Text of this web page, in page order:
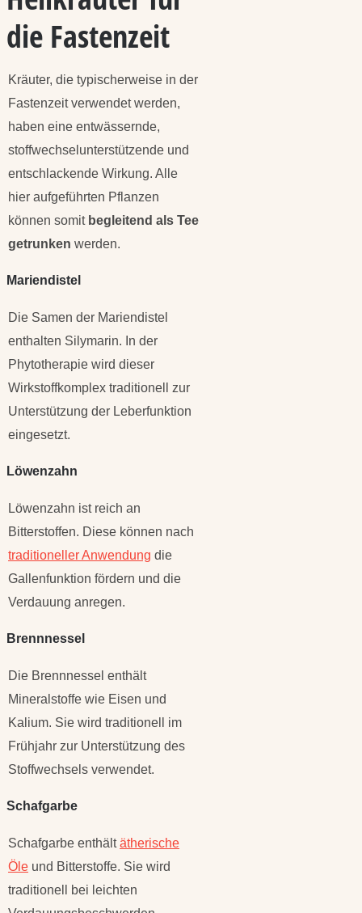
die Fastenzeit
Kräuter, die typischerweise in der
Fastenzeit verwendet werden,
haben eine entwässernde,
stoffwechselunterstützende und
entschlackende Wirkung. Alle
hier aufgeführten Pflanzen
können somit begleitend als Tee
getrunken werden.
Mariendistel
Die Samen der Mariendistel
enthalten Silymarin. In der
Phytotherapie wird dieser
Wirkstoffkomplex traditionell zur
Unterstützung der Leberfunktion
eingesetzt.
Löwenzahn
Löwenzahn ist reich an
Bitterstoffen. Diese können nach
traditioneller Anwendung die
Gallenfunktion fördern und die
Verdauung anregen.
Brennnessel
Die Brennnessel enthält
Mineralstoffe wie Eisen und
Kalium. Sie wird traditionell im
Frühjahr zur Unterstützung des
Stoffwechsels verwendet.
Schafgarbe
Schafgarbe enthältätherische
Öle und Bitterstoffe. Sie wird
traditionell bei leichten